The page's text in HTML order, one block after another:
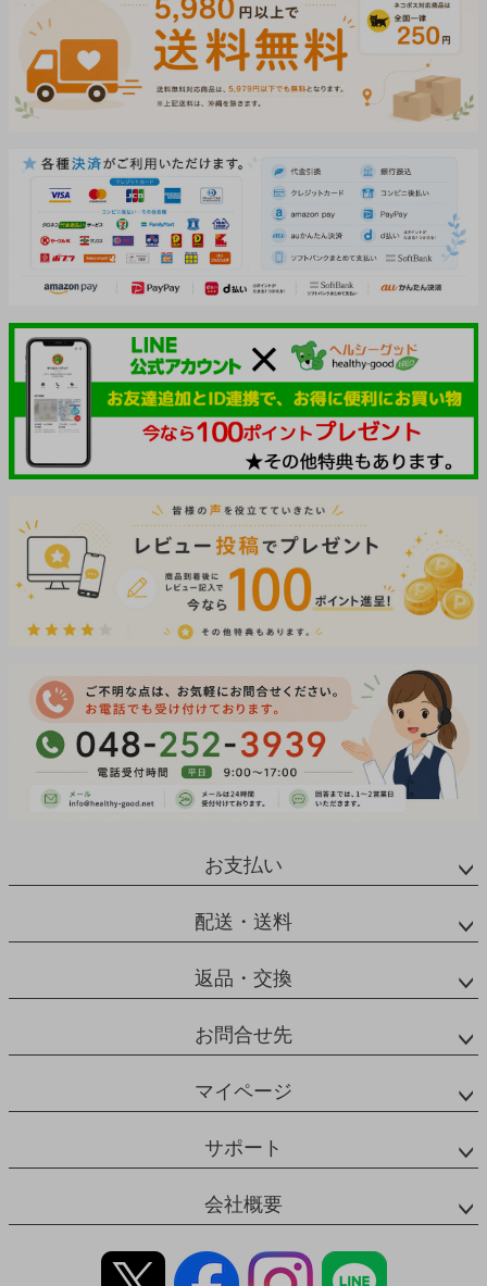
お支払い
配送・送料
返品・交換
お問合せ先
マイページ
サポート
会社概要